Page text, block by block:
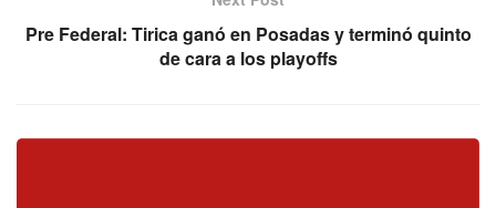
Pre Federal: Tirica ganó en Posadas y terminó quinto
de cara a los playoffs